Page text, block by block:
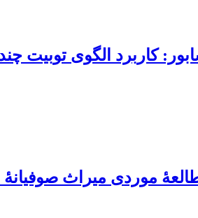
کاربرد الگوی توبیت
موردی میراث صوفیانۀ